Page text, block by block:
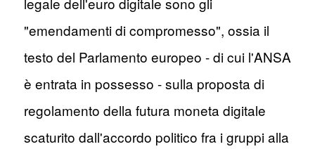
"emendamenti di compromesso", ossia il
testo del Parlamento europeo - di cui l'ANSA
è entrata in possesso - sulla proposta di
regolamento della futura moneta digitale
scaturito dall'accordo politico fra i gruppi alla